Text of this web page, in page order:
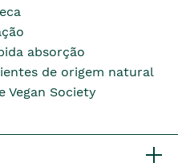
absorção
de origem natural
Vegan Society